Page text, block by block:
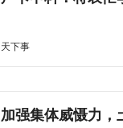
天下事
加强集体威慑力，